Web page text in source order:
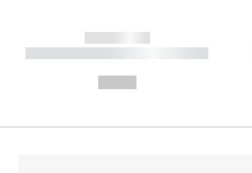
------------
----------- ----------- ----------